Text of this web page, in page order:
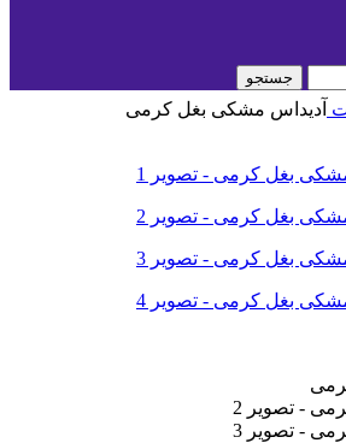
جستجو
آدیداس مشکی بغل کرمی